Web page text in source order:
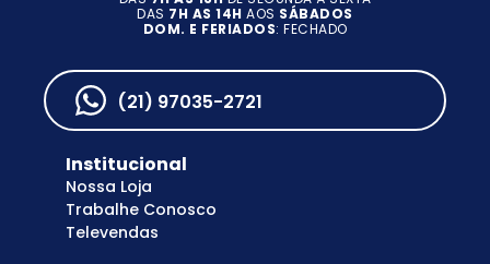
DAS 7H AS 14H AOS SÁBADOS
DOM. E FERIADOS: FECHADO
(21) 97035-2721
Institucional
Nossa Loja
Trabalhe Conosco
Televendas